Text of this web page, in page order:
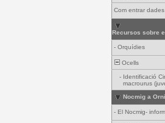
Com entrar
Recursos sobre
- Orquídies
Ocells
- Identificació
macrourus
Nocmig a
- El Nocmig-